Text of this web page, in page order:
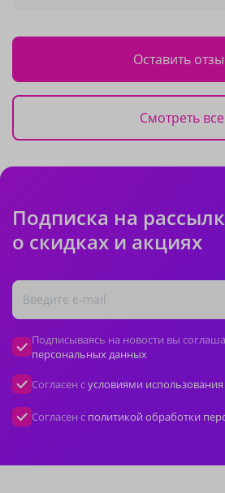
Оставить
Смотреть все
Подписка на
о скидках и акциях
Подписываясь на новости вы
персональных данных
Согласен сусловиями
Согласен с политикой обработки